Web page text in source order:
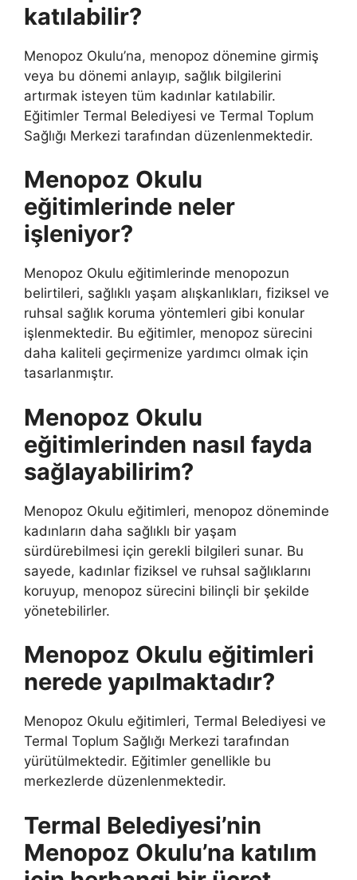
katılabilir?
Menopoz Okulu’na, menopoz dönemine girmiş
veya bu dönemi anlayıp, sağlık bilgilerini
artırmak isteyen tüm kadınlar katılabilir.
Eğitimler Termal Belediyesi ve Termal Toplum
Sağlığı Merkezi tarafından düzenlenmektedir.
Menopoz Okulu
eğitimlerinde neler
işleniyor?
Menopoz Okulu eğitimlerinde menopozun
belirtileri, sağlıklı yaşam alışkanlıkları, fiziksel ve
ruhsal sağlık koruma yöntemleri gibi konular
işlenmektedir. Bu eğitimler, menopoz sürecini
daha kaliteli geçirmenize yardımcı olmak için
tasarlanmıştır.
Menopoz Okulu
eğitimlerinden nasıl fayda
sağlayabilirim?
Menopoz Okulu eğitimleri, menopoz döneminde
kadınların daha sağlıklı bir yaşam
sürdürebilmesi için gerekli bilgileri sunar. Bu
sayede, kadınlar fiziksel ve ruhsal sağlıklarını
koruyup, menopoz sürecini bilinçli bir şekilde
yönetebilirler.
Menopoz Okulu eğitimleri
nerede yapılmaktadır?
Menopoz Okulu eğitimleri, Termal Belediyesi ve
Termal Toplum Sağlığı Merkezi tarafından
yürütülmektedir. Eğitimler genellikle bu
merkezlerde düzenlenmektedir.
Termal Belediyesi’nin
Menopoz Okulu’na katılım